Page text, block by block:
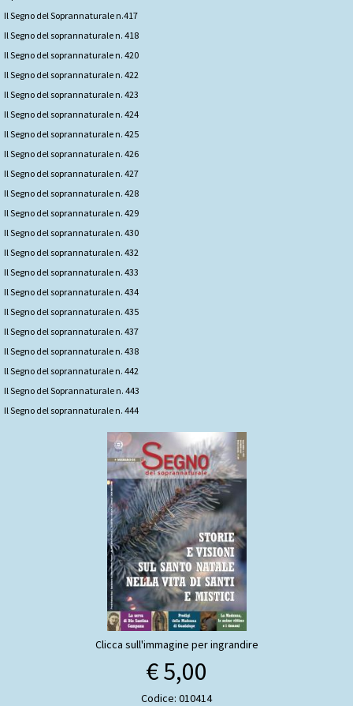
Il Segno del Soprannaturale n.417
Il Segno del soprannaturale n. 418
Il Segno del soprannaturale n. 420
Il Segno del soprannaturale n. 422
Il Segno del soprannaturale n. 423
Il Segno del soprannaturale n. 424
Il Segno del soprannaturale n. 425
Il Segno del soprannaturale n. 426
Il Segno del soprannaturale n. 427
Il Segno del soprannaturale n. 428
Il Segno del soprannaturale n. 429
Il Segno del soprannaturale n. 430
Il Segno del soprannaturale n. 432
Il Segno del soprannaturale n. 433
Il Segno del soprannaturale n. 434
Il Segno del soprannaturale n. 435
Il Segno del soprannaturale n. 437
Il Segno del soprannaturale n. 438
ll Segno del soprannaturale n. 442
Il Segno del Soprannaturale n. 443
Il Segno del soprannaturale n. 444
Clicca sull'immagine per ingrandire
€ 5,00
Codice: 010414